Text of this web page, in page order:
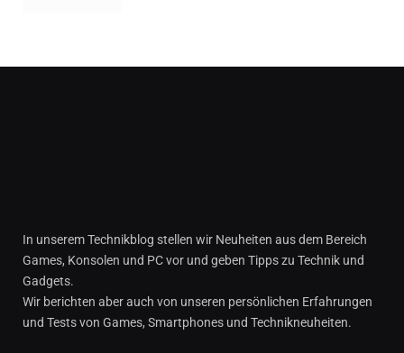
In unserem Technikblog stellen wir Neuheiten aus dem Bereich
Games, Konsolen und PC vor und geben Tipps zu Technik und
Gadgets.
Wir berichten aber auch von unseren persönlichen Erfahrungen
und Tests von Games, Smartphones und Technikneuheiten.